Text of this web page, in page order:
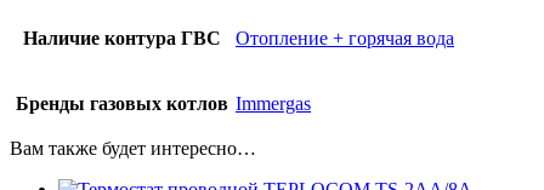
Наличие контура ГВС Отопление + горячая вода
Бренды газовых котлов Immergas
Вам также будет интересно…